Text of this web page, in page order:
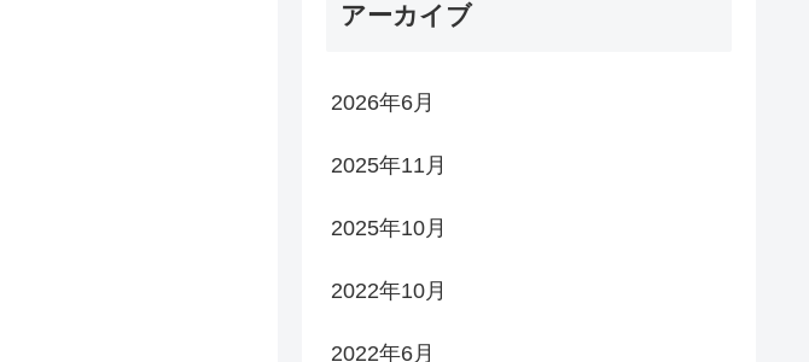
アーカイブ
2026年6月
2025年11月
2025年10月
2022年10月
2022年6月